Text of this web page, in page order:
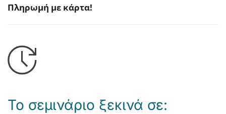
Πληρωμή με κάρτα!
Το σεμινάριο ξεκινά σε: